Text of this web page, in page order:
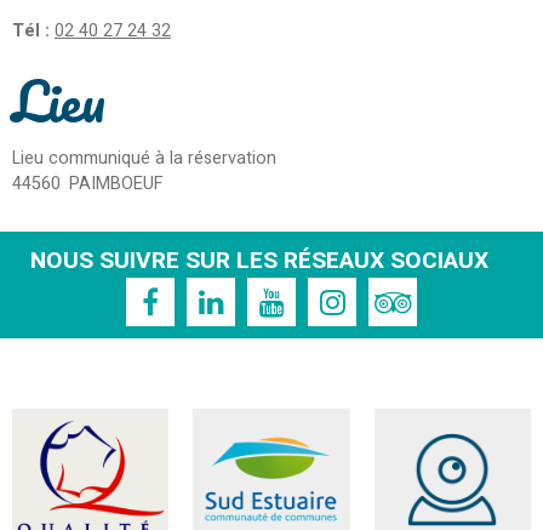
Tél : 02 40 27 24 32
Lieu
Lieu communiqué à la réservation
44560 PAIMBOEUF
NOUS SUIVRE SUR LES RÉSEAUX SOCIAUX